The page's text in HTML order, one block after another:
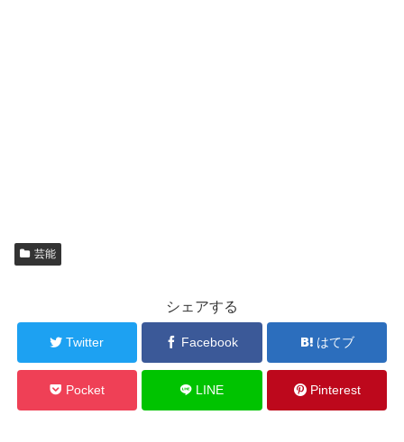
芸能
シェアする
Twitter Facebook はてブ
Pocket LINE Pinterest